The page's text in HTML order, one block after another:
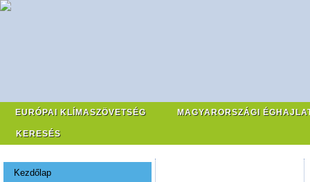
EURÓPAI KLÍMASZÖVETSÉG MAGYARORSZÁGI
KERESÉS
Kezdőlap